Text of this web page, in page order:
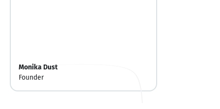
Monika Dust
Founder